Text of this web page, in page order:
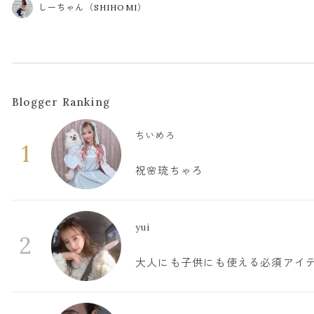
しーちゃん（SHIHOMI）
Blogger Ranking
1
ちいめろ
祝🌸琉ちゃろ
2
yui
大人にも子供にも使える必須アイ